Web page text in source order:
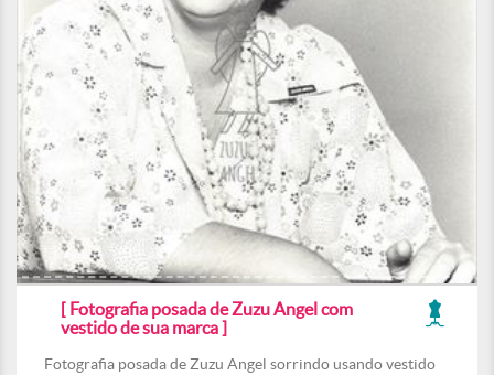
[ Fotografia posada de Zuzu Angel com
vestido de sua marca ]
Fotografia posada de Zuzu Angel sorrindo usando vestido